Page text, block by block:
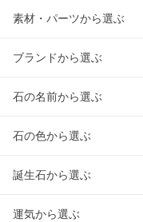
素材・パーツから選ぶ
ブランドから選ぶ
石の名前から選ぶ
石の色から選ぶ
誕生石から選ぶ
運気から選ぶ